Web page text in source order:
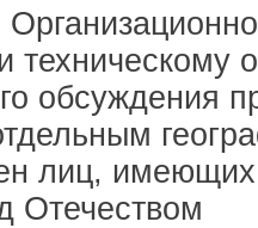
техническому
обсуждения
лиц,
Отечеством